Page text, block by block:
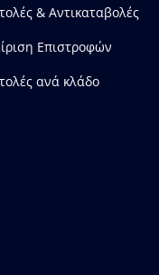
& Αντικαταβολές
Επιστροφών
ανά κλάδο